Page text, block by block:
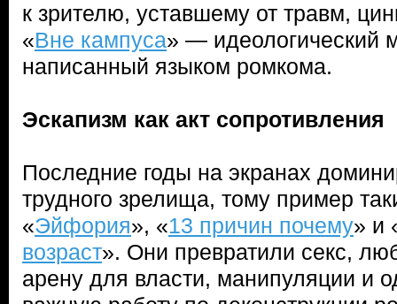
к зрителю, уставшему от травм,
«Вне кампуса» — идеологический
написанный языком ромкома.
Эскапизм как акт сопротивления
Последние годы на экранах
трудного зрелища, тому пример
«Эйфория», «13 причин почему» и
возраст». Они превратили секс,
арену для власти, манипуляции и